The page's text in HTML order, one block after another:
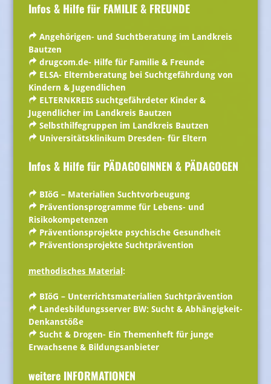
Infos & Hilfe für FAMILIE& FREUNDE
Angehörigen- und Suchtberatung im Landkreis
Bautzen
drugcom.de- Hilfe für Familie & Freunde
ELSA- Elternberatung bei Suchtgefährdung von
Kindern & Jugendlichen
ELTERNKREIS suchtgefährdeter Kinder &
Jugendlicher im Landkreis Bautzen
Selbsthilfegruppen im Landkreis Bautzen
Universitätsklinikum Dresden- für Eltern
Infos & Hilfe für PÄDAGOGINNEN & PÄDAGOGEN
BIöG – Materialien Suchtvorbeugung
Präventionsprogramme für Lebens- und
Risikokompetenzen
Präventionsprojekte psychische Gesundheit
Präventionsprojekte Suchtprävention
methodisches Material:
BIöG – Unterrichtsmaterialien Suchtprävention
Landesbildungsserver BW: Sucht & Abhängigkeit-
Denkanstöße
Sucht & Drogen- Ein Themenheft für junge
Erwachsene & Bildungsanbieter
weitere INFORMATIONEN